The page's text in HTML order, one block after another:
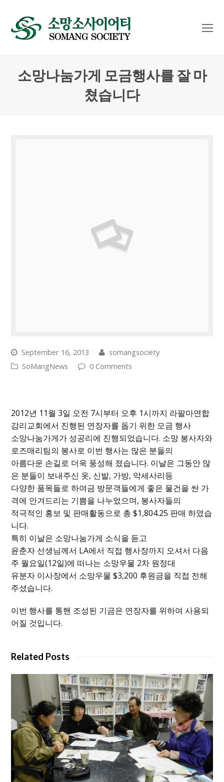
소망나눔가게 모금행사를 잘 마
쳤습니다
September 16, 2013
somangsociety
SoMangNews
0 Comments
2012년 11월 3일 오전 7시부터 오후 1시까지 라팔마연합
감리교회에서 진행된 연장자를 돕기 위한 모금 행사
소망나눔가게가 성공리에 진행되었습니다. 소망 봉사자와
로즈매리팀의 봉사로 이번 행사는 많은 분들의
아름다운 손길로 더욱 풍성해 졌습니다. 이날은 그동안 많
은 분들이 보내주신 옷, 신발, 가방, 악세사리등
다양한 품목들로 하여금 방문객들에게 좋은 물건을 싼 가
격에 안겨드리는 기쁨을 나누었으며, 봉사자들의
적극적인 홍보 및 판매활동으로 총 $1,804.25 판매 하였습
니다.
특히 이날은 소망나눔가게 소식을 듣고
윤춘자 선생님께서 LA에서 직접 행사장까지 오셔서 다음
주 월요일(12일)에 떠나는 소망우물 2차 원정대
유분자 이사장에서 소망우물 $3,200 후원금을 직접 전해
주셨습니다.
이번 행사를 통핸 조성된 기금은 연장자를 위하여 사용되
어질 것입니다.
Related Posts